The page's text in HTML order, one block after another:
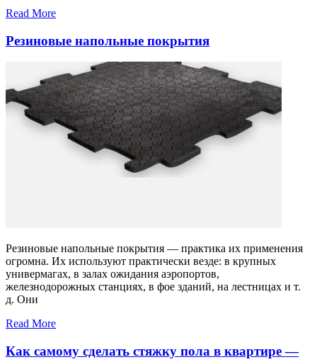
Read More
Резиновые напольные покрытия
Резиновые напольные покрытия — практика их применения
огромна. Их используют практически везде: в крупных
универмагах, в залах ожидания аэропортов,
железнодорожных станциях, в фое зданий, на лестницах и т.
д. Они
Read More
Как самому сделать стяжку пола в квартире —